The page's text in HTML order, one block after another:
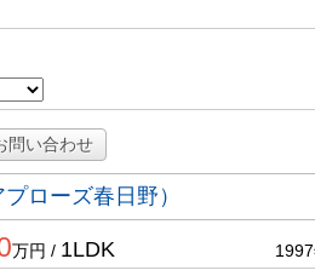
問い合わせ
ローズ春日野）
万円 / 1LDK